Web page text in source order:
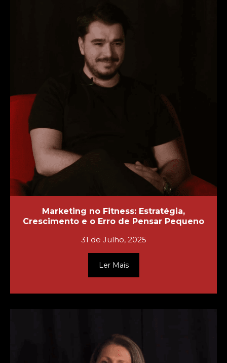
Marketing no Fitness: Estratégia,
Crescimento e o Erro de Pensar Pequeno
31 de Julho, 2025
Ler Mais